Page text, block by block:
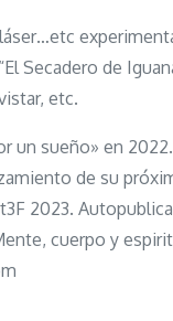
Secadero de
etc.
un sueño» en
de su
2023.
cuerpo y